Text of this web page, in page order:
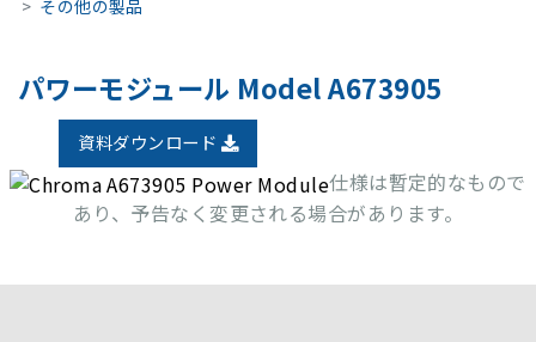
その他の製品
パワーモジュール Model A673905
資料ダウンロード
仕様は暫定的なもので
あり、予告なく変更される場合があります。